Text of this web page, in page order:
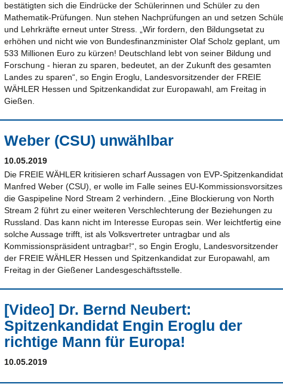
bestätigten sich die Eindrücke der Schülerinnen und Schüler zu den
Mathematik-Prüfungen. Nun stehen Nachprüfungen an und setzen
und Lehrkräfte erneut unter Stress. „Wir fordern, den Bildungsetat zu
erhöhen und nicht wie von Bundesfinanzminister Olaf Scholz geplant, um
533 Millionen Euro zu kürzen! Deutschland lebt von seiner Bildung und
Forschung - hieran zu sparen, bedeutet, an der Zukunft des gesamten
Landes zu sparen“, so Engin Eroglu, Landesvorsitzender der FREIE
WÄHLER Hessen und Spitzenkandidat zur Europawahl, am Freitag in
Gießen.
Weber (CSU) unwählbar
10.05.2019
Die FREIE WÄHLER kritisieren scharf Aussagen von EVP-Spitzenkandidat
Manfred Weber (CSU), er wolle im Falle seines EU-Kommissionsvorsitzes
die Gaspipeline Nord Stream 2 verhindern. „Eine Blockierung von North
Stream 2 führt zu einer weiteren Verschlechterung der Beziehungen zu
Russland. Das kann nicht im Interesse Europas sein. Wer leichtfertig eine
solche Aussage trifft, ist als Volksvertreter untragbar und als
Kommissionspräsident untragbar!“, so Engin Eroglu, Landesvorsitzender
der FREIE WÄHLER Hessen und Spitzenkandidat zur Europawahl, am
Freitag in der Gießener Landesgeschäftsstelle.
[Video] Dr. Bernd Neubert:
Spitzenkandidat Engin Eroglu der
richtige Mann für Europa!
10.05.2019